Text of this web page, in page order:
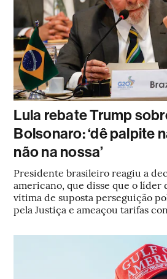
Lula rebate Trump
Bolsonaro: ‘dê palpite
não na nossa’
Presidente brasileiro reagiu a
americano, que disse que o líder
vítima de suposta perseguição
pela Justiça e ameaçou tarifas